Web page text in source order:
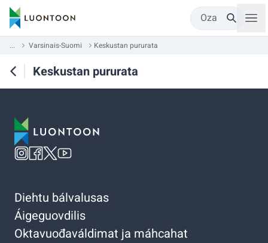
Oza
... Varsinais-Suomi Keskustan pururata
Keskustan pururata
Diehtu bálvalusas
Áigeguovdilis
Oktavuođaváldimat ja máhcahat